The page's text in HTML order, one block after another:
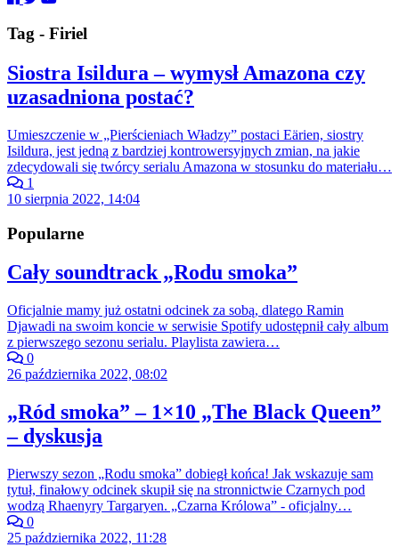
Tag - Firiel
Siostra Isildura – wymysł Amazona czy
uzasadniona postać?
Umieszczenie w „Pierścieniach Władzy” postaci Eärien, siostry
Isildura, jest jedną z bardziej kontrowersyjnych zmian, na jakie
zdecydowali się twórcy serialu Amazona w stosunku do materiału…
1
10 sierpnia 2022, 14:04
Popularne
Cały soundtrack „Rodu smoka”
Oficjalnie mamy już ostatni odcinek za sobą, dlatego Ramin
Djawadi na swoim koncie w serwisie Spotify udostępnił cały album
z pierwszego sezonu serialu. Playlista zawiera…
0
26 października 2022, 08:02
„Ród smoka” – 1×10 „The Black Queen”
– dyskusja
Pierwszy sezon „Rodu smoka” dobiegł końca! Jak wskazuje sam
tytuł, finałowy odcinek skupił się na stronnictwie Czarnych pod
wodzą Rhaenyry Targaryen. „Czarna Królowa” - oficjalny…
0
25 października 2022, 11:28